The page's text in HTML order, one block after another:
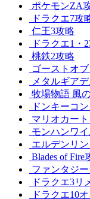
ポケモンZA
ドラクエ7攻
仁王3攻略
ドラクエ1・
桃鉄2攻略
ゴーストオ
メタルギア
牧場物語 風
ドンキーコ
マリオカー
モンハンワ
エルデンリ
Blades of Fire
ファンタジ
ドラクエ3リ
ドラクエ10